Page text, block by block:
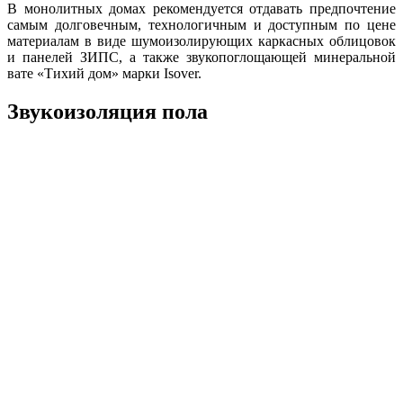
В монолитных домах рекомендуется отдавать предпочтение
самым долговечным, технологичным и доступным по цене
материалам в виде шумоизолирующих каркасных облицовок
и панелей ЗИПС, а также звукопоглощающей минеральной
вате «Тихий дом» марки Isover.
Звукоизоляция пола